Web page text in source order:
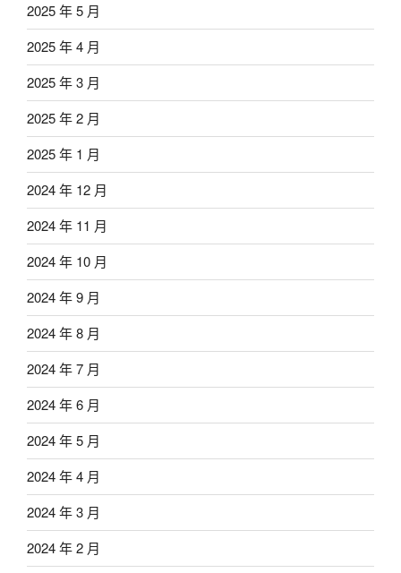
2025 年 5 月
2025 年 4 月
2025 年 3 月
2025 年 2 月
2025 年 1 月
2024 年 12 月
2024 年 11 月
2024 年 10 月
2024 年 9 月
2024 年 8 月
2024 年 7 月
2024 年 6 月
2024 年 5 月
2024 年 4 月
2024 年 3 月
2024 年 2 月